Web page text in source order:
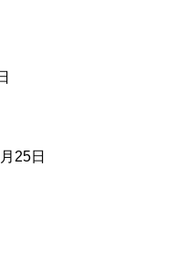
25日